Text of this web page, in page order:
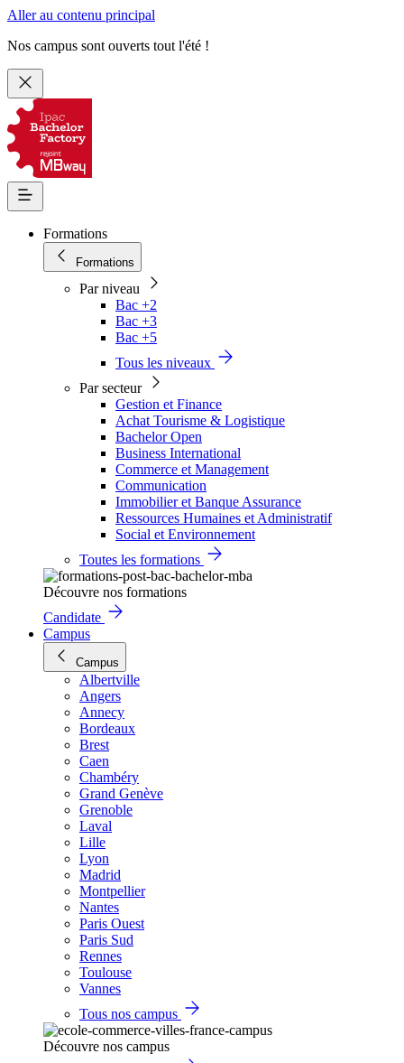
Aller au contenu principal
Nos campus sont ouverts tout l'été !
Formations
Formations
Par niveau
Bac +2
Bac +3
Bac +5
Tous les niveaux
Par secteur
Gestion et Finance
Achat Tourisme & Logistique
Bachelor Open
Business International
Commerce et Management
Communication
Immobilier et Banque Assurance
Ressources Humaines et Administratif
Social et Environnement
Toutes les formations
Découvre nos formations
Candidate
Campus
Campus
Albertville
Angers
Annecy
Bordeaux
Brest
Caen
Chambéry
Grand Genève
Grenoble
Laval
Lille
Lyon
Madrid
Montpellier
Nantes
Paris Ouest
Paris Sud
Rennes
Toulouse
Vannes
Tous nos campus
Découvre nos campus